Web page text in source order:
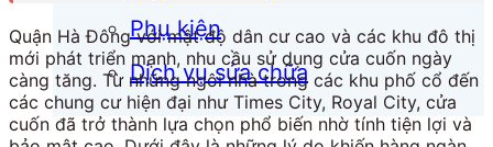
Phụ kiện
Dịch vụ sửa chữa
Quận Hà Đông với mật độ dân cư cao và các khu đô thị
mới phát triển mạnh, nhu cầu sử dụng cửa cuốn ngày
càng tăng. Từ những ngôi nhà trong các khu phố cổ đến
các chung cư hiện đại như Times City, Royal City, cửa
cuốn đã trở thành lựa chọn phổ biến nhờ tính tiện lợi và